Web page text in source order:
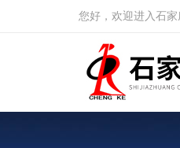
您好，欢迎进入石